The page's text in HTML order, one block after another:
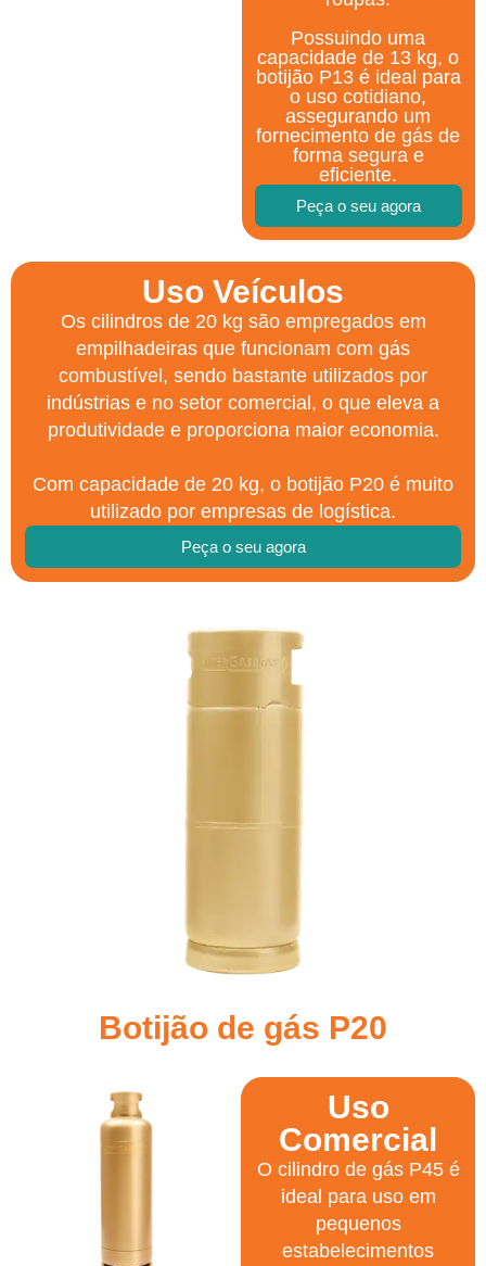
Possuindo uma
capacidade de 13 kg, o
botijão P13 é ideal para
o uso cotidiano,
assegurando um
fornecimento de gás de
forma segura e
eficiente.
Peça o seu agora
Uso Veículos
Os cilindros de 20 kg são empregados em
empilhadeiras que funcionam com gás
combustível, sendo bastante utilizados por
indústrias e no setor comercial, o que eleva a
produtividade e proporciona maior economia.
Com capacidade de 20 kg, o botijão P20 é muito
utilizado por empresas de logística.
Peça o seu agora
Botijão de gás P20
Uso
Comercial
O cilindro de gás P45 é
ideal para uso em
pequenos
estabelecimentos